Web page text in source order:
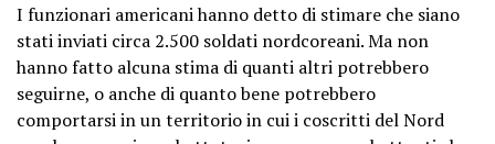
I funzionari americani hanno detto di stimare che siano
stati inviati circa 2.500 soldati nordcoreani. Ma non
hanno fatto alcuna stima di quanti altri potrebbero
seguirne, o anche di quanto bene potrebbero
comportarsi in un territorio in cui i coscritti del Nord